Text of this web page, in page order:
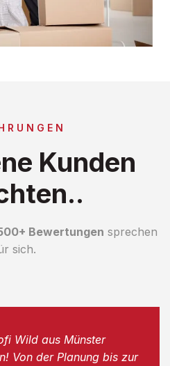
Kunden
Bewertungen sprechen
sich.
Wild aus Münster
Von der Planung bis zur